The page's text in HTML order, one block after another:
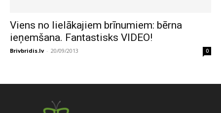
Viens no lielākajiem brīnumiem: bērna
ieņemšana. Fantastisks VIDEO!
Brivbridis.lv - 20/09/2013 0